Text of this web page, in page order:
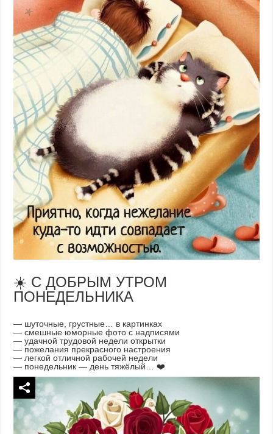
☀️ С ДОБРЫМ УТРОМ
ПОНЕДЕЛЬНИКА
— шуточные, грустные… в картинках
— смешные юморные фото с надписями
— удачной трудовой недели открытки
— пожелания прекрасного настроения
— легкой отличной рабочей недели
— понедельник — день тяжёлый… ❤️